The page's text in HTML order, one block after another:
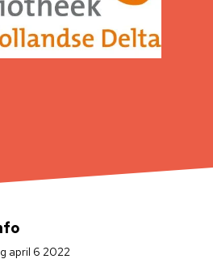
april 6 2022